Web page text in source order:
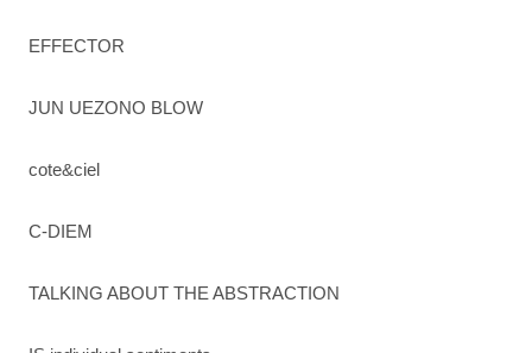
EFFECTOR
JUN UEZONO BLOW
cote&ciel
C-DIEM
TALKING ABOUT THE ABSTRACTION